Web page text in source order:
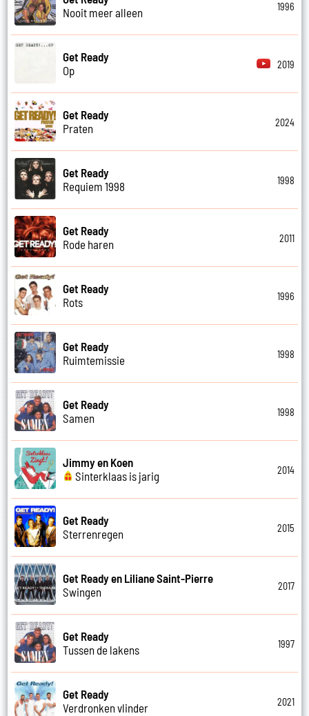
Nooit meer alleen
1996
Get Ready
Op
2019
Get Ready
Praten
2024
Get Ready
Requiem 1998
1998
Get Ready
Rode haren
2011
Get Ready
Rots
1996
Get Ready
Ruimtemissie
1998
Get Ready
Samen
1998
Jimmy en Koen
Sinterklaas is jarig
2014
Get Ready
Sterrenregen
2015
Get Ready en Liliane Saint-Pierre
Swingen
2017
Get Ready
Tussen de lakens
1997
Get Ready
Verdronken vlinder
2021